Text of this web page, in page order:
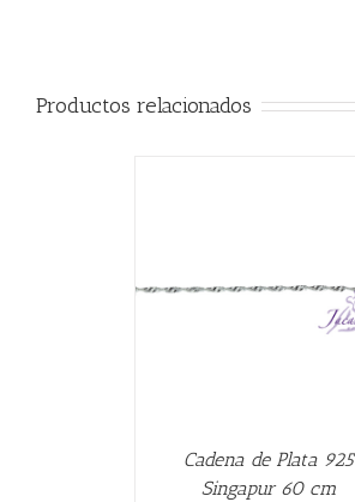
Productos relacionados
Cadena de Plata 925
Singapur 60 cm